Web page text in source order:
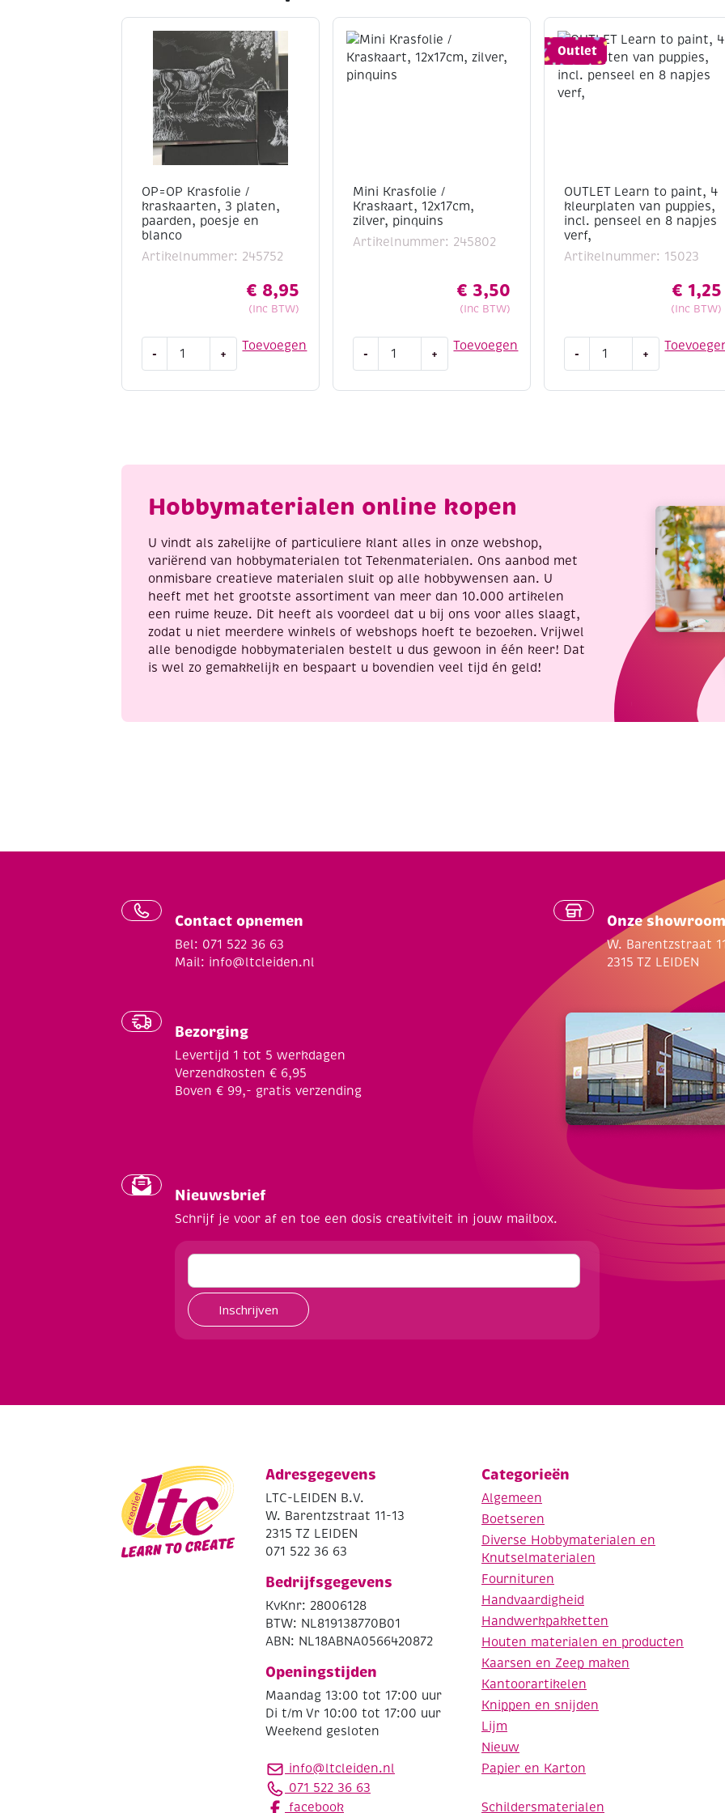
OP=OP Krasfolie /
kraskaarten, 3 platen,
paarden, poesje en
blanco
Artikelnummer: 245752
€ 8,95
(Inc BTW)
Toevoegen
-
Krasfolie
poesje
blanco
+
Mini Krasfolie /
Kraskaart, 12x17cm,
zilver, pinquins
Artikelnummer: 245802
€ 3,50
(Inc BTW)
Toevoegen
-
Krasfolie
aantal
+
Outlet
OUTLET Learn to paint, 4
kleurplaten van puppies,
incl. penseel en 8 napjes
verf,
Artikelnummer: 15023
€ 1,25
(Inc BTW)
-
puppies,
napjes
+
Hobbymaterialen online kopen
U vindt als zakelijke of particuliere klant alles in onze webshop,
variërend van hobbymaterialen tot Tekenmaterialen. Ons aanbod met
onmisbare creatieve materialen sluit op alle hobbywensen aan. U
heeft met het grootste assortiment van meer dan 10.000 artikelen
een ruime keuze. Dit heeft als voordeel dat u bij ons voor alles slaagt,
zodat u niet meerdere winkels of webshops hoeft te bezoeken. Vrijwel
alle benodigde hobbymaterialen bestelt u dus gewoon in één keer! Dat
is wel zo gemakkelijk en bespaart u bovendien veel tijd én geld!
Contact opnemen
Bel: 071 522 36 63
Mail: info@ltcleiden.nl
Bezorging
Levertijd 1 tot 5 werkdagen
Verzendkosten € 6,95
Boven € 99,- gratis verzending
Onze showroom
W. Barentzstraat
2315 TZ LEIDEN
Nieuwsbrief
Schrijf je voor af en toe een dosis creativiteit in jouw mailbox.
Inschrijven
Adresgegevens
LTC-LEIDEN B.V.
W. Barentzstraat 11-13
2315 TZ LEIDEN
071 522 36 63
Bedrijfsgegevens
KvKnr: 28006128
BTW: NL819138770B01
ABN: NL18ABNA0566420872
Openingstijden
Maandag 13:00 tot 17:00 uur
Di t/m Vr 10:00 tot 17:00 uur
Weekend gesloten
info@ltcleiden.nl
071 522 36 63
facebook
Categorieën
Algemeen
Boetseren
Diverse Hobbymaterialen en
Knutselmaterialen
Fournituren
Handvaardigheid
Handwerkpakketten
Houten materialen en producten
Kaarsen en Zeep maken
Kantoorartikelen
Knippen en snijden
Lijm
Nieuw
Papier en Karton
Schildersmaterialen